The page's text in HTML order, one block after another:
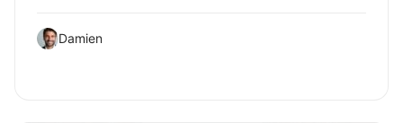
Damien